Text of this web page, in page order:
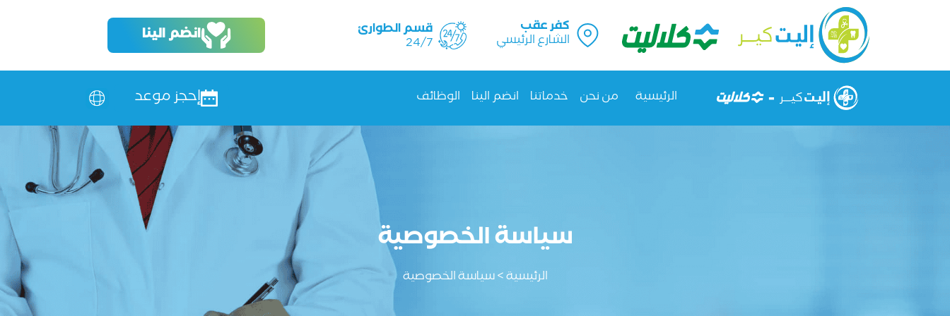
كفر عقب
الشارع الرئيسي
قسم الطوارئ
24/7 انضم الينا
الرئيسية من نحن خدماتنا انضم الينا الوظائف إحجز موعد
سياسة الخصوصية
الرئيسية > سياسة الخصوصية